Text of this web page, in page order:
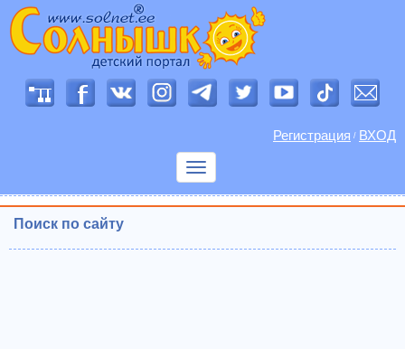
Регистрация / ВХОД
Показать
Поиск по сайту